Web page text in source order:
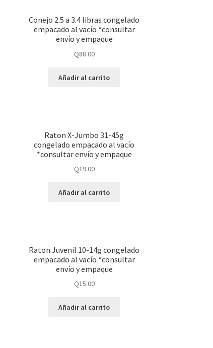
Conejo 2.5 a 3.4 libras congelado
empacado al vacío *consultar
envío y empaque
Q88.00
Añadir al carrito
Raton X-Jumbo 31-45g
congelado empacado al vacío
*consultar envío y empaque
Q19.00
Añadir al carrito
Raton Juvenil 10-14g congelado
empacado al vacío *consultar
envío y empaque
Q15.00
Añadir al carrito